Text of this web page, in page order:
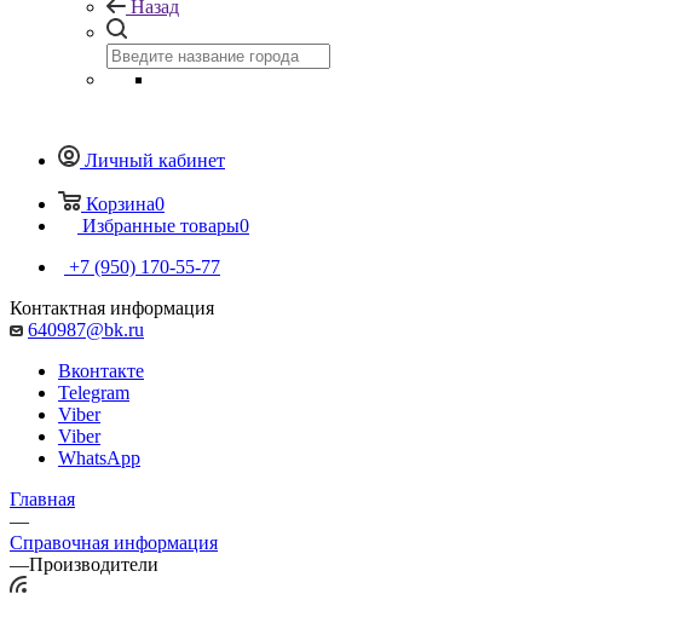
Назад
Личный кабинет
Корзина0
Избранные товары0
+7 (950) 170-55-77
Контактная информация
640987@bk.ru
Вконтакте
Telegram
Viber
Viber
WhatsApp
Главная
—
Справочная информация
—Производители